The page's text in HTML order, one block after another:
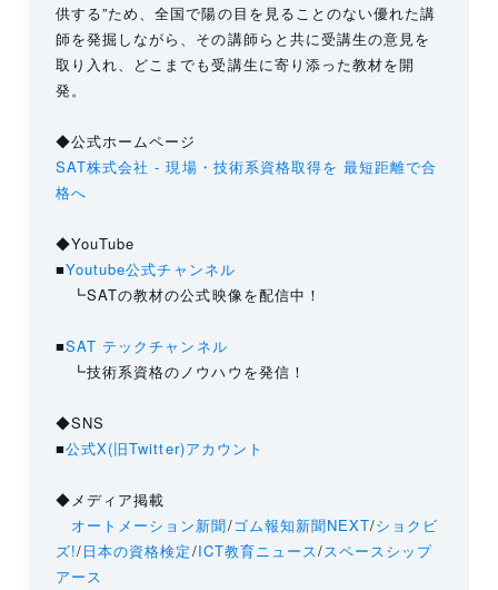
供する”ため、全国で陽の目を見ることのない優れた講
師を発掘しながら、その講師らと共に受講生の意見を
取り入れ、どこまでも受講生に寄り添った教材を開
発。
◆公式ホームページ
SAT株式会社 - 現場・技術系資格取得を 最短距離で合
格へ
◆YouTube
■Youtube公式チャンネル
┗SATの教材の公式映像を配信中！
■SAT テックチャンネル
┗技術系資格のノウハウを発信！
◆SNS
■公式X(旧Twitter)アカウント
◆メディア掲載
オートメーション新聞/ゴム報知新聞NEXT/ショクビ
ズ!/日本の資格検定/ICT教育ニュース/スペースシップ
アース